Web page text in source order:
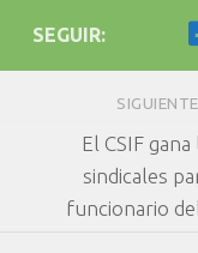
SEGUIR:
El CSIF
sindicales
funcionario